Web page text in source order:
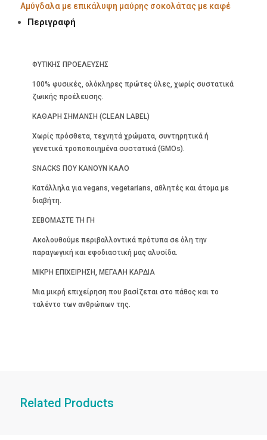
Αμύγδαλα με επικάλυψη μαύρης σοκολάτας με καφέ
Περιγραφή
ΦΥΤΙΚΗΣ ΠΡΟΕΛΕΥΣΗΣ
100% φυσικές, ολόκληρες πρώτες ύλες, χωρίς συστατικά
ζωικής προέλευσης.
ΚΑΘΑΡΗ ΣΗΜΑΝΣΗ (CLEAN LABEL)
Χωρίς πρόσθετα, τεχνητά χρώματα, συντηρητικά ή
γενετικά τροποποιημένα συστατικά (GMOs).
SNACKS ΠΟΥ ΚΑΝΟΥΝ ΚΑΛΟ
Κατάλληλα για vegans, vegetarians, αθλητές και άτομα με
διαβήτη.
ΣΕΒΟΜΑΣΤΕ ΤΗ ΓΗ
Ακολουθούμε περιβαλλοντικά πρότυπα σε όλη την
παραγωγική και εφοδιαστική μας αλυσίδα.
ΜΙΚΡΗ ΕΠΙΧΕΙΡΗΣΗ, ΜΕΓΑΛΗ ΚΑΡΔΙΑ
Μια μικρή επιχείρηση που βασίζεται στο πάθος και το
ταλέντο των ανθρώπων της.
Related Products